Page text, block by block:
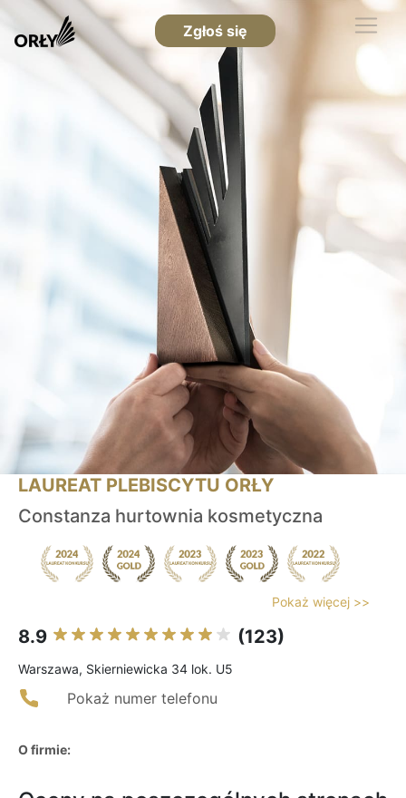
Zgłoś się
LAUREAT PLEBISCYTU ORŁY
Constanza hurtownia kosmetyczna
Pokaż więcej >>
8.9 (123)
Warszawa, Skierniewicka 34 lok. U5
Pokaż numer telefonu
O firmie: